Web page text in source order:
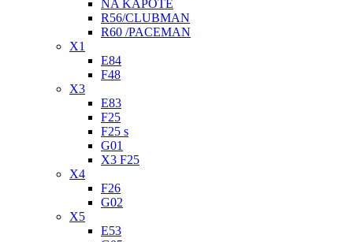
NA KAPOTE
R56/CLUBMAN
R60 /PACEMAN
X1
E84
F48
X3
E83
F25
F25 s
G01
X3 F25
X4
F26
G02
X5
E53